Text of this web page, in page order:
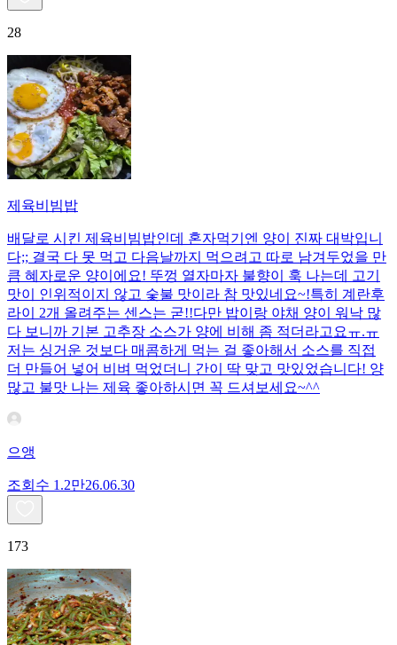
28
제육비빔밥
배달로 시킨 제육비빔밥인데 혼자먹기엔 양이 진짜 대박입니
다;; 결국 다 못 먹고 다음날까지 먹으려고 따로 남겨두었을 만
큼 혜자로운 양이에요! 뚜껑 열자마자 불향이 훅 나는데 고기
맛이 인위적이지 않고 숯불 맛이라 참 맛있네요~!특히 계란후
라이 2개 올려주는 센스는 굳!! ​다만 밥이랑 야채 양이 워낙 많
다 보니까 기본 고추장 소스가 양에 비해 좀 적더라고요ㅠ.ㅠ
저는 싱거운 것보다 매콤하게 먹는 걸 좋아해서 소스를 직접
더 만들어 넣어 비벼 먹었더니 간이 딱 맞고 맛있었습니다! 양
많고 불맛 나는 제육 좋아하시면 꼭 드셔보세요~^^
으앵
조회수 1.2만26.06.30
173